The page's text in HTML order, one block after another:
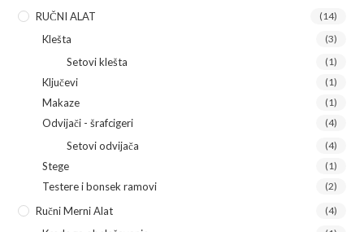
RUČNI ALAT (14)
Klešta (3)
Setovi klešta (1)
Ključevi (1)
Makaze (1)
Odvijači - šrafcigeri (4)
Setovi odvijača (4)
Stege (1)
Testere i bonsek ramovi (2)
Ručni Merni Alat (4)